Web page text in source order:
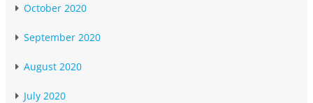
October 2020
September 2020
August 2020
July 2020